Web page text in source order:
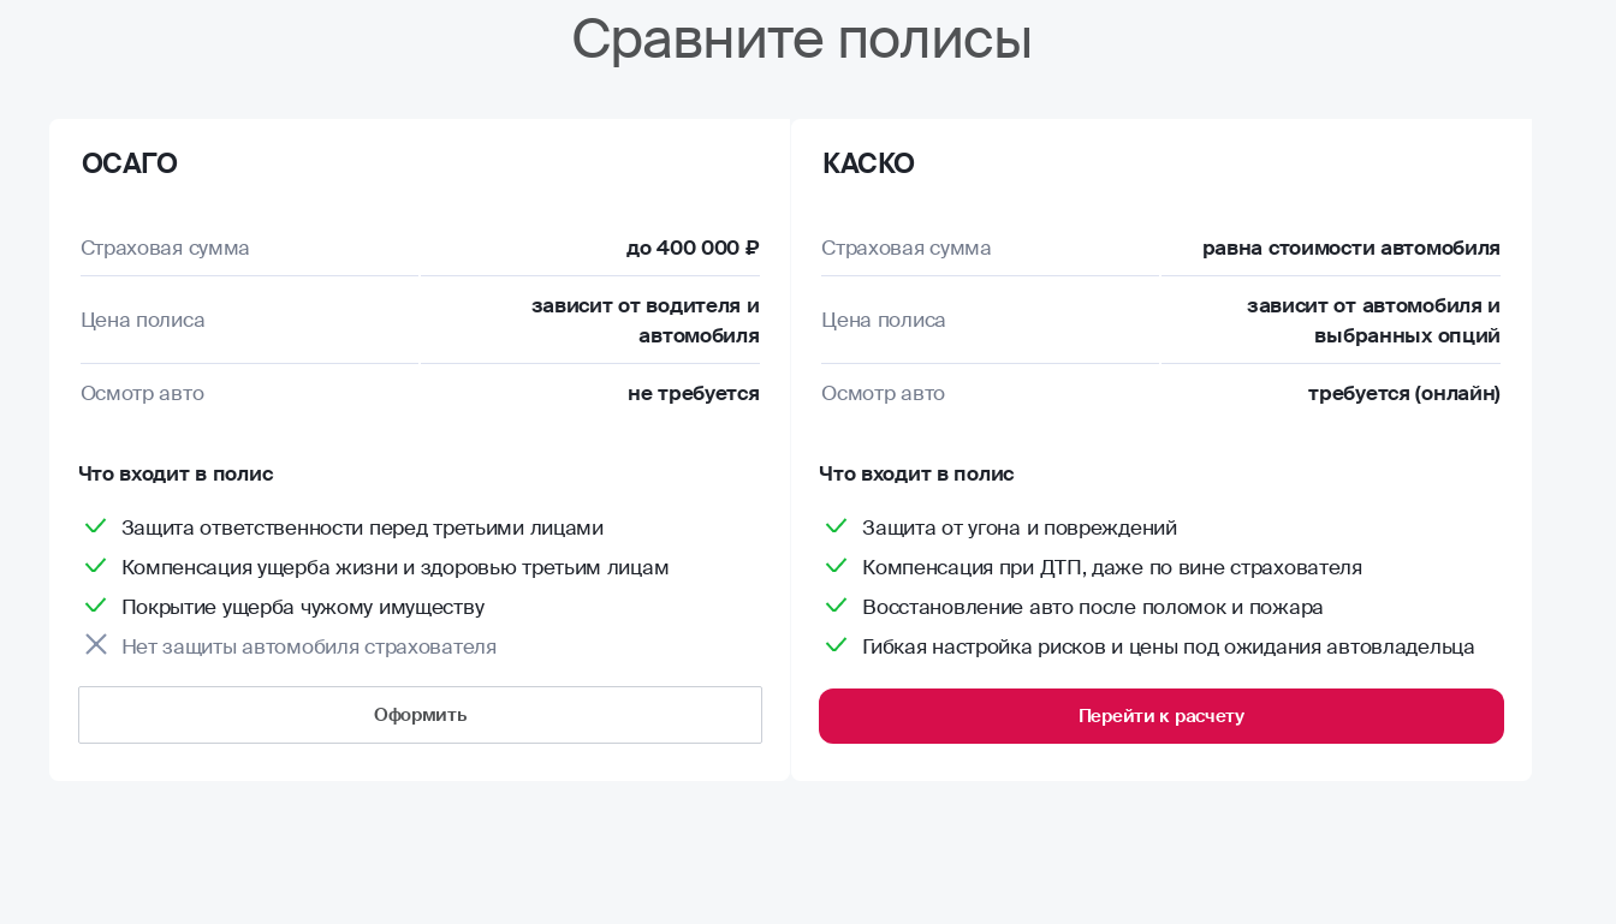
Сравните полисы
ОСАГО
Страховая сумма до 400 000 ₽
Цена полиса
зависит от водителя и
автомобиля
Осмотр авто не требуется
Что входит в полис
Защита ответственности перед третьими лицами
Компенсация ущерба жизни и здоровью третьим лицам
Покрытие ущерба чужому имуществу
Нет защиты автомобиля страхователя
Оформить
КАСКО
Страховая сумма равна стоимости автомобиля
Цена полиса
зависит от автомобиля и
выбранных опций
Осмотр авто требуется (онлайн)
Что входит в полис
Защита от угона и повреждений
Компенсация при ДТП, даже по вине страхователя
Восстановление авто после поломок и пожара
Гибкая настройка рисков и цены под ожидания автовладельца
Перейти к расчету